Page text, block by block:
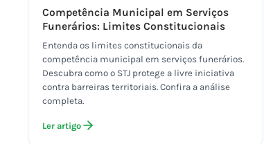
Competência Municipal em Serviços
Funerários: Limites Constitucionais
Entenda os limites constitucionais da
competência municipal em serviços funerários.
Descubra como o STJ protege a livre iniciativa
contra barreiras territoriais. Confira a análise
completa.
Ler artigo